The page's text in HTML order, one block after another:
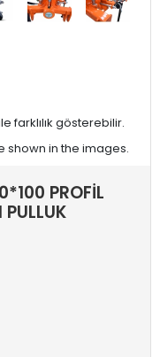
farklılık gösterebilir.
shown in the images.
PROFİL
PULLUK